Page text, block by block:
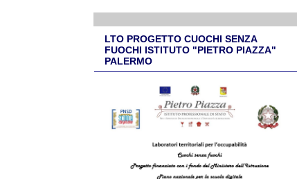
LTO PROGETTO CUOCHI SENZA
FUOCHI ISTITUTO "PIETRO PIAZZA"
PALERMO